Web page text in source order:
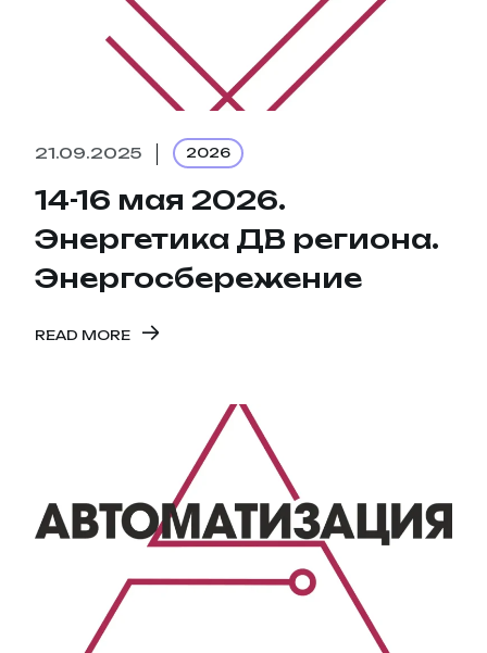
21.09.2025 2026
14-16 мая 2026.
Энергетика ДВ региона.
Энергосбережение
READ MORE